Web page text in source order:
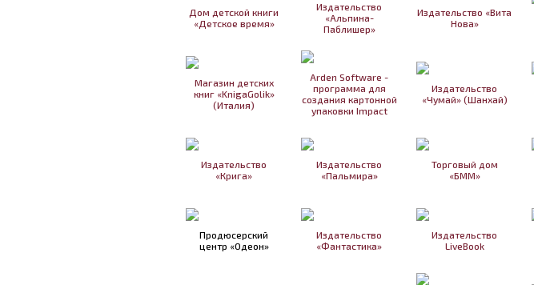
Дом детской книги
«Детское время»
Издательство
«Альпина-
Паблишер»
Издательство «Вита
Нова»
Магазин детских
книг «KnigaGolik»
(Италия)
Arden Software -
программа для
создания картонной
упаковки Impact
Издательство
«Чумай» (Шанхай)
Издательство
«Крига»
Издательство
«Пальмира»
Торговый дом
«БММ»
Продюсерский
центр «Одеон»
Издательство
«Фантастика»
Издательство
LiveBook